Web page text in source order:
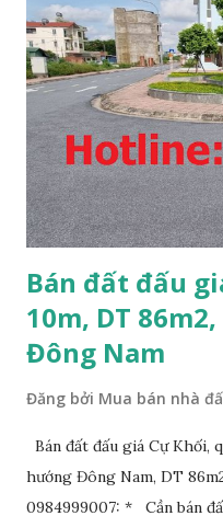
Bán đất đấu
10m, DT
Đông Nam
Đăng bởi Mua bán nhà
Bán đất đấu giá Cự Khối,
hướng Đông Nam, DT
0984999007: * Cần bán